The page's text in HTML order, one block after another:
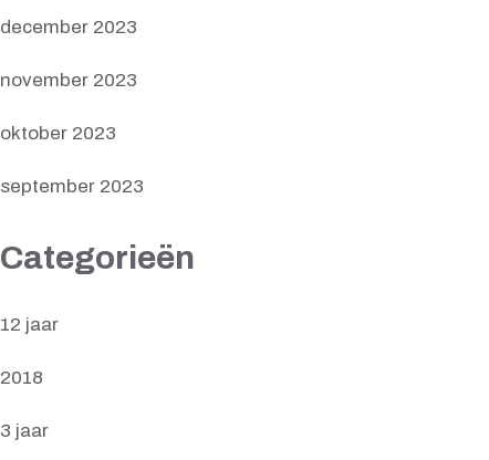
december 2023
november 2023
oktober 2023
september 2023
Categorieën
12 jaar
2018
3 jaar